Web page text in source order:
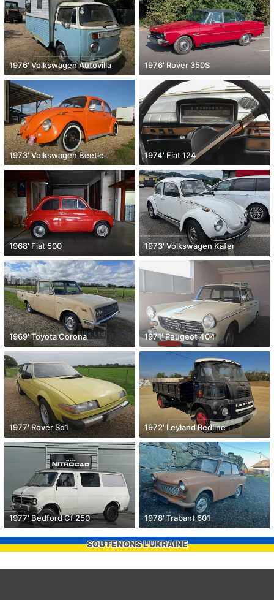
1976' Volkswagen Autovilla 1976' Rover 350S
1973' Volkswagen Beetle 1974' Fiat 124
1968' Fiat 500 1973' Volkswagen Käfer
1969' Toyota Corona 1971' Peugeot 404
1977' Rover Sd1 1972' Leyland Redline
1977' Bedford Cf 250 1978' Trabant 601
SOUTENONS L'UKRAINE